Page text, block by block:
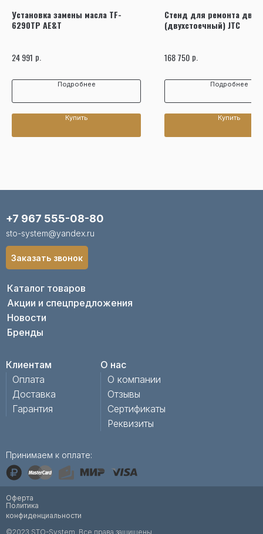
Установка замены масла TF-
6290TP AE&T
24 991 р.
Подробнее
Купить
Стенд для ремонта
(двухстоечный) JTC
168 750 р.
Подробнее
Купить
Каталог товаров
Акции и спецпредложения
Новости
Бренды
Клиентам
Оплата
Доставка
Гарантия
О нас
О компании
Отзывы
Сертификаты
Реквизиты
+7 967 555-08-80
sto-system@yandex.ru
Принимаем к оплате:
Заказать звонок
©2023 STO-System. Все права защищены.
Политика
конфиденциальности
Оферта